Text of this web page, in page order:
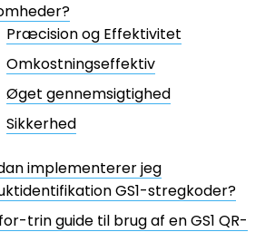
Præcision og Effektivitet
Omkostningseffektiv
Øget gennemsigtighed
Sikkerhed
implementerer jeg
GS1-stregkoder?
trin guide til brug af en GS1 QR-